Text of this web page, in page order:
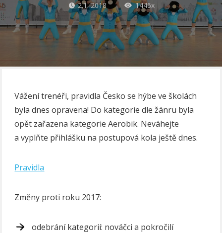
2.1. 2018 1446x
Vážení trenéři, pravidla Česko se hýbe ve školách
byla dnes opravena! Do kategorie dle žánru byla
opět zařazena kategorie Aerobik. Neváhejte
a vyplňte přihlášku na postupová kola ještě dnes.
Pravidla
Změny proti roku 2017:
odebrání kategorií: nováčci a pokročilí